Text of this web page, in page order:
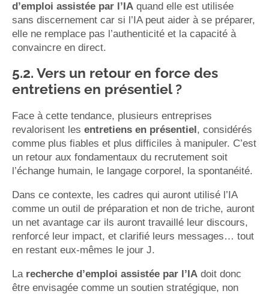
d’emploi assistée par l’IA quand elle est utilisée
sans discernement car si l’IA peut aider à se préparer,
elle ne remplace pas l’authenticité et la capacité à
convaincre en direct.
5.2. Vers un retour en force des
entretiens en présentiel ?
Face à cette tendance, plusieurs entreprises
revalorisent les entretiens en présentiel, considérés
comme plus fiables et plus difficiles à manipuler. C’est
un retour aux fondamentaux du recrutement soit
l’échange humain, le langage corporel, la spontanéité.
Dans ce contexte, les cadres qui auront utilisé l’IA
comme un outil de préparation et non de triche, auront
un net avantage car ils auront travaillé leur discours,
renforcé leur impact, et clarifié leurs messages… tout
en restant eux-mêmes le jour J.
La recherche d’emploi assistée par l’IA doit donc
être envisagée comme un soutien stratégique, non